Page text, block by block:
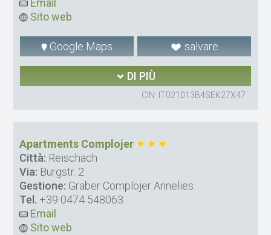
Email
Sito web
Google Maps salvare
DI PIÙ
CIN: IT021013B4SEK27X47
Apartments Complojer
Città: Reischach
Via: Burgstr. 2
Gestione: Graber Complojer Annelies
Tel. +39 0474 548063
Email
Sito web